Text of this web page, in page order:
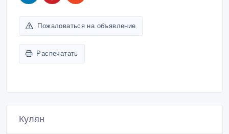
Пожаловаться на объявление
Распечатать
Кулян